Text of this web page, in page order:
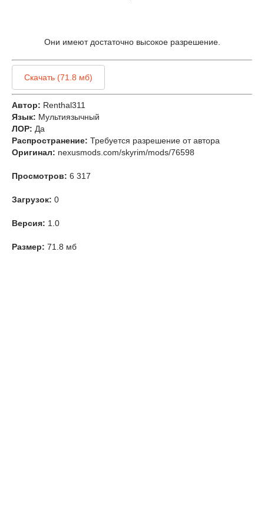
Они имеют достаточно высокое разрешение.
Скачать (71.8 мб)
Автор: Renthal311
Язык: Мультиязычный
ЛОР: Да
Распространение: Требуется разрешение от автора
Оригинал: nexusmods.com/skyrim/mods/76598
Просмотров: 6 317
Загрузок: 0
Версия: 1.0
Размер: 71.8 мб